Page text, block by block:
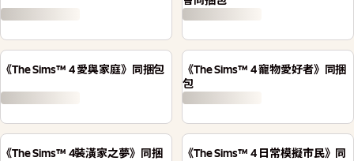
《The Sims™ 4 愛與家庭》同捆包
《The Sims™ 4 寵物愛好者》同捆
包
《The Sims™ 4裝潢家之夢》同捆
《The Sims™ 4 日常模擬市民》同